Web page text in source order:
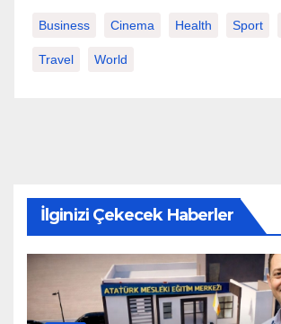
Business Cinema Health Sport
Travel World
İlginizi Çekecek Haberler